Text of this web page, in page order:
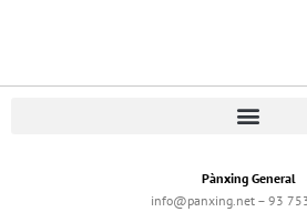
Pànxing General
info@panxing.net – 93